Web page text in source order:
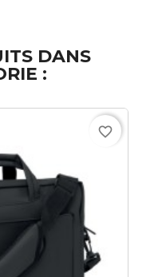
DANS
:
favorite_border